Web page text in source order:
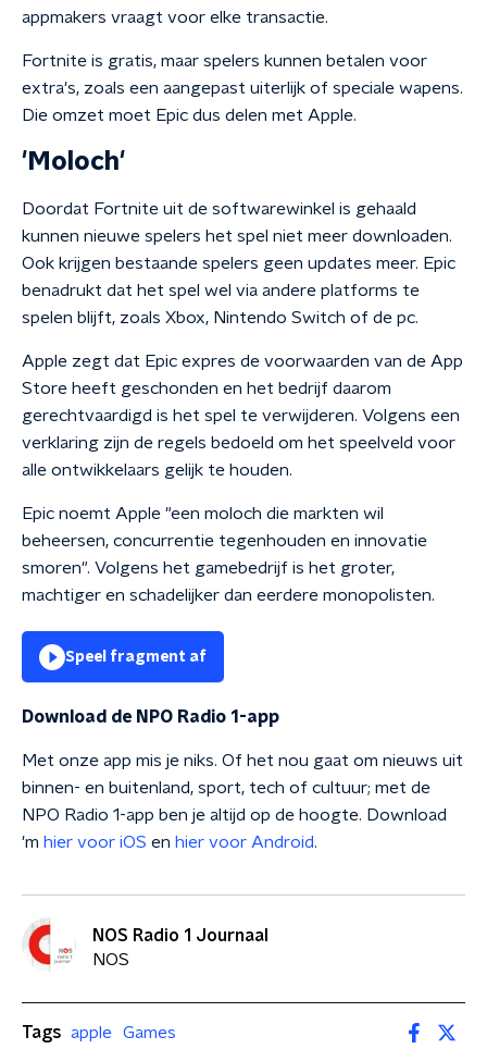
appmakers vraagt voor elke transactie.
Fortnite is gratis, maar spelers kunnen betalen voor
extra's, zoals een aangepast uiterlijk of speciale wapens.
Die omzet moet Epic dus delen met Apple.
'Moloch'
Doordat Fortnite uit de softwarewinkel is gehaald
kunnen nieuwe spelers het spel niet meer downloaden.
Ook krijgen bestaande spelers geen updates meer. Epic
benadrukt dat het spel wel via andere platforms te
spelen blijft, zoals Xbox, Nintendo Switch of de pc.
Apple zegt dat Epic expres de voorwaarden van de App
Store heeft geschonden en het bedrijf daarom
gerechtvaardigd is het spel te verwijderen. Volgens een
verklaring zijn de regels bedoeld om het speelveld voor
alle ontwikkelaars gelijk te houden.
Epic noemt Apple "een moloch die markten wil
beheersen, concurrentie tegenhouden en innovatie
smoren". Volgens het gamebedrijf is het groter,
machtiger en schadelijker dan eerdere monopolisten.
Speel fragment af
Download de NPO Radio 1-app
Met onze app mis je niks. Of het nou gaat om nieuws uit
binnen- en buitenland, sport, tech of cultuur; met de
NPO Radio 1-app ben je altijd op de hoogte. Download
'm hier voor iOS en hier voor Android.
NOS Radio 1 Journaal
NOS
Tags apple
Games